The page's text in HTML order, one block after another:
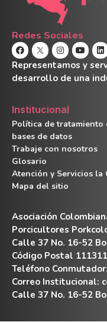
Redes Sociales
Representamos y
desarrollo de una
Institucional
Política de tratamiento
bases de datos
Trabaje con nosotros
Glosario
Atención y Servicios la
Mapa del sitio
Asociación
Porcicultores
Calle 37 No. 16-52
Código Postal 111311
Teléfono
Correo Institucional:
Calle 37 No. 16-52